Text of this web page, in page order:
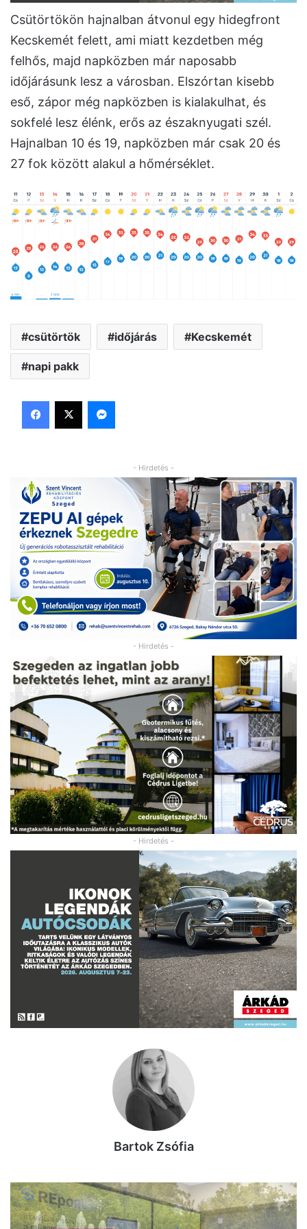
Csütörtökön hajnalban átvonul egy hidegfront
Kecskemét felett, ami miatt kezdetben még
felhős, majd napközben már naposabb
időjárásunk lesz a városban. Elszórtan kisebb
eső, zápor még napközben is kialakulhat, és
sokfelé lesz élénk, erős az északnyugati szél.
Hajnalban 10 és 19, napközben már csak 20 és
27 fok között alakul a hőmérséklet.
csütörtök időjárás Kecskemét
napi pakk
Facebook
X Messenger
- Hirdetés -
- Hirdetés -
- Hirdetés -
Bartok Zsófia